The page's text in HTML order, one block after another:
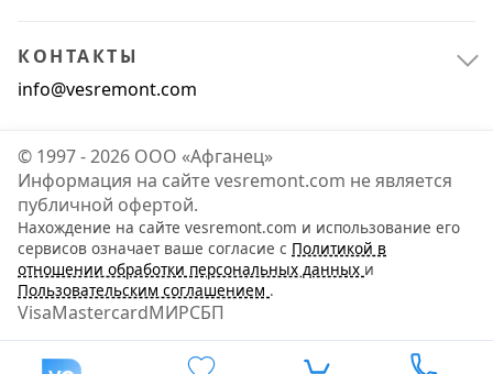
КОНТАКТЫ
info@vesremont.com
© 1997 - 2026 ООО «Афганец»
Информация на сайте vesremont.com не является
публичной офертой.
Нахождение на сайте vesremont.com и использование его
сервисов означает ваше согласие с Политикой в
отношении обработки персональных данных и
Пользовательским соглашением .
VisaMastercardМИРСБП